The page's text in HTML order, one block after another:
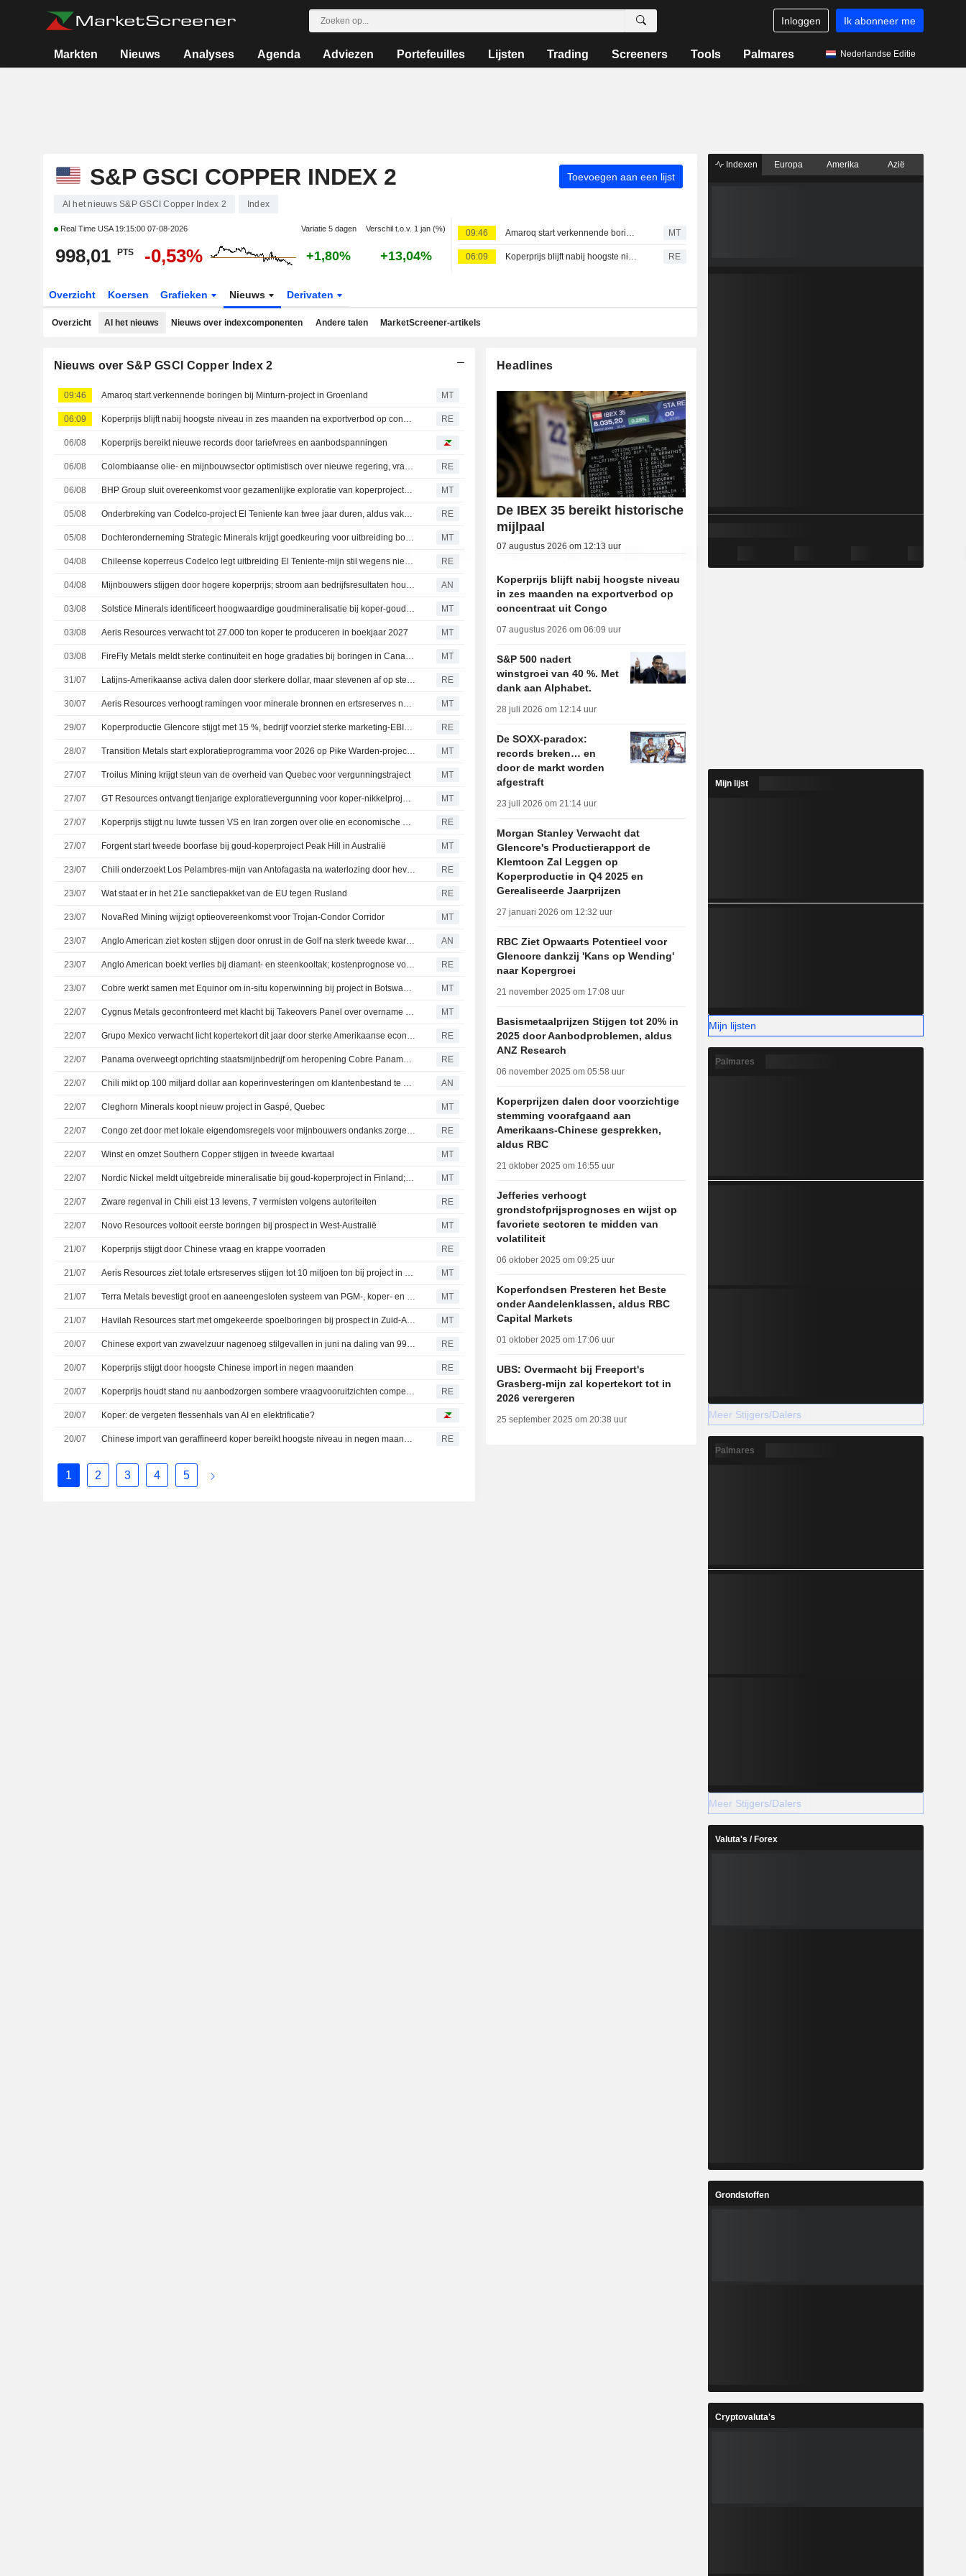
Inloggen Ik abonneer me
Markten Nieuws Analyses Agenda Adviezen Portefeuilles Lijsten Trading Screeners Tools Palmares Nederlandse Editie
S&P GSCI COPPER INDEX 2 Toevoegen aan een lijst
Al het nieuws S&P GSCI Copper Index 2 Index
Real Time USA 19:15:00 07-08-2026 Variatie 5 dagen Verschil t.o.v. 1 jan (%)
998,01 PTS -0,53% +1,80% +13,04%
09:46 Amaroq start verkennende boringen bij Minturn-project in Groenland MT
06:09 Koperprijs blijft nabij hoogste niveau in zes maanden na exportverbod op concentraat uit Congo RE
Overzicht Koersen Grafieken Nieuws Derivaten
Overzicht Al het nieuws Nieuws over indexcomponenten Andere talen MarketScreener-artikels
Nieuws over S&P GSCI Copper Index 2
09:46 Amaroq start verkennende boringen bij Minturn-project in Groenland MT
06:09 Koperprijs blijft nabij hoogste niveau in zes maanden na exportverbod op concentraat uit Congo RE
06/08 Koperprijs bereikt nieuwe records door tariefvrees en aanbodspanningen
06/08 Colombiaanse olie- en mijnbouwsector optimistisch over nieuwe regering, vraagt om snelle hervormingen RE
06/08 BHP Group sluit overeenkomst voor gezamenlijke exploratie van koperprojecten Kobrea in Argentinië MT
05/08 Onderbreking van Codelco-project El Teniente kan twee jaar duren, aldus vakbond RE
05/08 Dochteronderneming Strategic Minerals krijgt goedkeuring voor uitbreiding boringen bij Redmoor-project in het VK MT
04/08 Chileense koperreus Codelco legt uitbreiding El Teniente-mijn stil wegens nieuwe seismische risico's RE
04/08 Mijnbouwers stijgen door hogere koperprijs; stroom aan bedrijfsresultaten houdt aan AN
03/08 Solstice Minerals identificeert hoogwaardige goudmineralisatie bij koper-goudproject in West-Australië MT
03/08 Aeris Resources verwacht tot 27.000 ton koper te produceren in boekjaar 2027 MT
03/08 FireFly Metals meldt sterke continuïteit en hoge gradaties bij boringen in Canadees koper-goudproject MT
31/07 Latijns-Amerikaanse activa dalen door sterkere dollar, maar stevenen af op sterke maandwinsten RE
30/07 Aeris Resources verhoogt ramingen voor minerale bronnen en ertsreserves na overname van twee afzettingen; aandeel stijgt 3 % MT
29/07 Koperproductie Glencore stijgt met 15 %, bedrijf voorziet sterke marketing-EBIT van 3,3 miljard dollar RE
28/07 Transition Metals start exploratieprogramma voor 2026 op Pike Warden-project in Yukon MT
27/07 Troilus Mining krijgt steun van de overheid van Quebec voor vergunningstraject MT
27/07 GT Resources ontvangt tienjarige exploratievergunning voor koper-nikkelproject Canalask MT
27/07 Koperprijs stijgt nu luwte tussen VS en Iran zorgen over olie en economische groei sust RE
27/07 Forgent start tweede boorfase bij goud-koperproject Peak Hill in Australië MT
23/07 Chili onderzoekt Los Pelambres-mijn van Antofagasta na waterlozing door hevige regenval RE
23/07 Wat staat er in het 21e sanctiepakket van de EU tegen Rusland RE
23/07 NovaRed Mining wijzigt optieovereenkomst voor Trojan-Condor Corridor MT
23/07 Anglo American ziet kosten stijgen door onrust in de Golf na sterk tweede kwartaal AN
23/07 Anglo American boekt verlies bij diamant- en steenkooltak; kostenprognose voor koper verlaagd RE
23/07 Cobre werkt samen met Equinor om in-situ koperwinning bij project in Botswana te beoordelen MT
22/07 Cygnus Metals geconfronteerd met klacht bij Takeovers Panel over overname door CAML MT
22/07 Grupo Mexico verwacht licht kopertekort dit jaar door sterke Amerikaanse economie en AI RE
22/07 Panama overweegt oprichting staatsmijnbedrijf om heropening Cobre Panama te bespoedigen RE
22/07 Chili mikt op 100 miljard dollar aan koperinvesteringen om klantenbestand te diversifiëren AN
22/07 Cleghorn Minerals koopt nieuw project in Gaspé, Quebec MT
22/07 Congo zet door met lokale eigendomsregels voor mijnbouwers ondanks zorgen in de sector RE
22/07 Winst en omzet Southern Copper stijgen in tweede kwartaal MT
22/07 Nordic Nickel meldt uitgebreide mineralisatie bij goud-koperproject in Finland; aandeel stijgt 3 % MT
22/07 Zware regenval in Chili eist 13 levens, 7 vermisten volgens autoriteiten RE
22/07 Novo Resources voltooit eerste boringen bij prospect in West-Australië MT
21/07 Koperprijs stijgt door Chinese vraag en krappe voorraden RE
21/07 Aeris Resources ziet totale ertsreserves stijgen tot 10 miljoen ton bij project in New South Wales MT
21/07 Terra Metals bevestigt groot en aaneengesloten systeem van PGM-, koper- en nikkelsulfiden bij boringen in West-Australië MT
21/07 Havilah Resources start met omgekeerde spoelboringen bij prospect in Zuid-Australië MT
20/07 Chinese export van zwavelzuur nagenoeg stilgevallen in juni na daling van 99 % RE
20/07 Koperprijs stijgt door hoogste Chinese import in negen maanden RE
20/07 Koperprijs houdt stand nu aanbodzorgen sombere vraagvooruitzichten compenseren RE
20/07 Koper: de vergeten flessenhals van AI en elektrificatie?
20/07 Chinese import van geraffineerd koper bereikt hoogste niveau in negen maanden door dalend binnenlands aanbod RE
1 2 3 4 5
Headlines
De IBEX 35 bereikt historische
mijlpaal
07 augustus 2026 om 12:13 uur
Koperprijs blijft nabij hoogste niveau
in zes maanden na exportverbod op
concentraat uit Congo
07 augustus 2026 om 06:09 uur
S&P 500 nadert
winstgroei van 40 %. Met
dank aan Alphabet.
28 juli 2026 om 12:14 uur
De SOXX-paradox:
records breken… en
door de markt worden
afgestraft
23 juli 2026 om 21:14 uur
Morgan Stanley Verwacht dat
Glencore's Productierapport de
Klemtoon Zal Leggen op
Koperproductie in Q4 2025 en
Gerealiseerde Jaarprijzen
27 januari 2026 om 12:32 uur
RBC Ziet Opwaarts Potentieel voor
Glencore dankzij 'Kans op Wending'
naar Kopergroei
21 november 2025 om 17:08 uur
Basismetaalprijzen Stijgen tot 20% in
2025 door Aanbodproblemen, aldus
ANZ Research
06 november 2025 om 05:58 uur
Koperprijzen dalen door voorzichtige
stemming voorafgaand aan
Amerikaans-Chinese gesprekken,
aldus RBC
21 oktober 2025 om 16:55 uur
Jefferies verhoogt
grondstofprijsprognoses en wijst op
favoriete sectoren te midden van
volatiliteit
06 oktober 2025 om 09:25 uur
Koperfondsen Presteren het Beste
onder Aandelenklassen, aldus RBC
Capital Markets
01 oktober 2025 om 17:06 uur
UBS: Overmacht bij Freeport's
Grasberg-mijn zal kopertekort tot in
2026 verergeren
25 september 2025 om 20:38 uur
Indexen Europa Amerika Azië
Mijn lijst
Mijn lijsten
Palmares
Meer Stijgers/Dalers
Palmares
Meer Stijgers/Dalers
Valuta's / Forex
Grondstoffen
Cryptovaluta's